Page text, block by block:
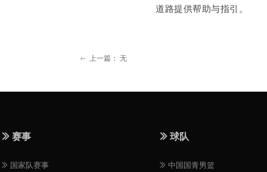
道路提供帮助与指引。
ꂃ 上一篇： 无
ꅀ 赛事
ꅀ 国家队赛事
ꅀ 球队
ꅀ 中国国青男篮